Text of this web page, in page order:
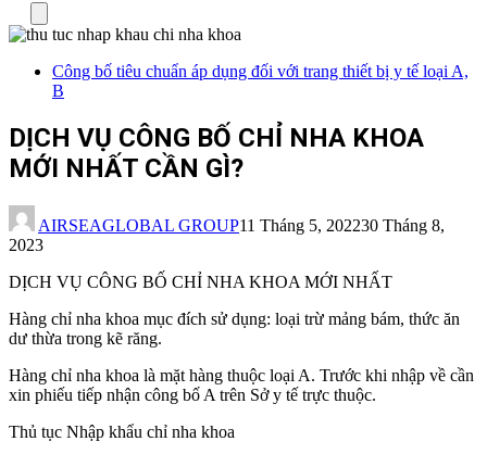
Công bố tiêu chuẩn áp dụng đối với trang thiết bị y tế loại A,
B
DỊCH VỤ CÔNG BỐ CHỈ NHA KHOA
MỚI NHẤT CẦN GÌ?
AIRSEAGLOBAL GROUP11 Tháng 5, 202230 Tháng 8,
2023
DỊCH VỤ CÔNG BỐ CHỈ NHA KHOA MỚI NHẤT
Hàng chỉ nha khoa mục đích sử dụng: loại trừ mảng bám, thức ăn
dư thừa trong kẽ răng.
Hàng chỉ nha khoa là mặt hàng thuộc loại A. Trước khi nhập về cần
xin phiếu tiếp nhận công bố A trên Sở y tế trực thuộc.
Thủ tục Nhập khẩu chỉ nha khoa